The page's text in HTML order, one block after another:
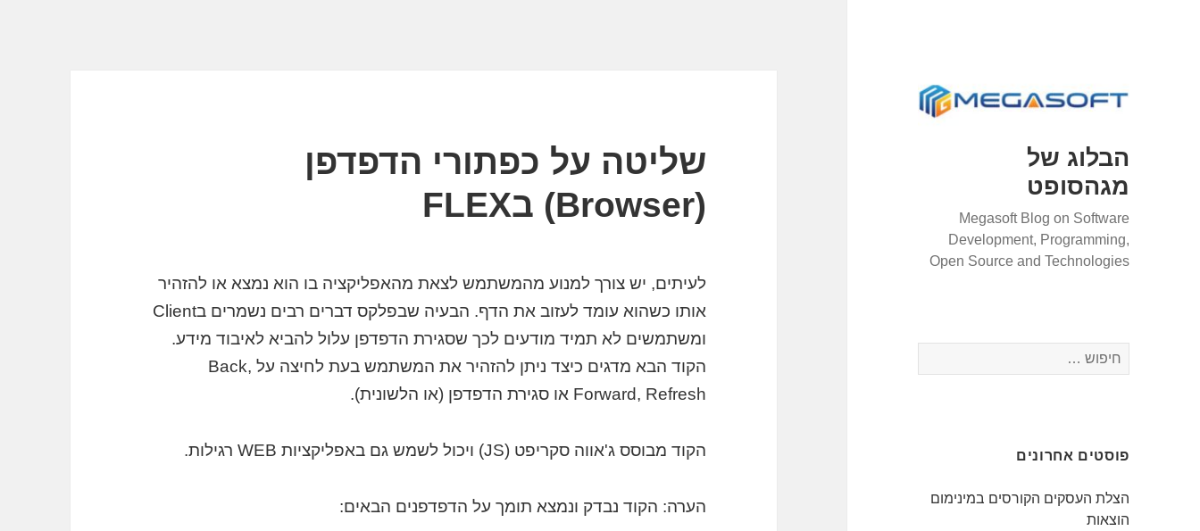
הבלוג של
מגהסופט
Megasoft Blog on Software
Development, Programming,
Open Source and Technologies
ח
י
:פוסטים אחרונים
הצלת העסקים הקורסים במינימום
הוצאות
שליטה על כפתורי הדפדפן
(Browser) בFLEX
לעיתים, יש צורך למנוע מהמשתמש לצאת מהאפליקציה בו הוא נמצא או להזהיר
אותו כשהוא עומד לעזוב את הדף. הבעיה שבפלקס דברים רבים נשמרים בClient
ומשתמשים לא תמיד מודעים לכך שסגירת הדפדפן עלול להביא לאיבוד מידע.
הקוד הבא מדגים כיצד ניתן להזהיר את המשתמש בעת לחיצה על Back,
Forward, Refresh או סגירת הדפדפן (או הלשונית).
הקוד מבוסס ג'אווה סקריפט (JS) ויכול לשמש גם באפליקציות WEB רגילות.
הערה: הקוד נבדק ונמצא תומך על הדפדפנים הבאים: